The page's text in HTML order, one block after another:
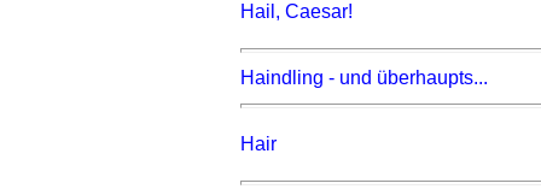
Hail, Caesar!
Haindling - und überhaupts...
Hair